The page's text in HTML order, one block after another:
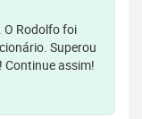
O Rodolfo foi
Superou
Continue assim!